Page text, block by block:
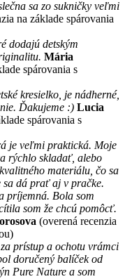
sa zo sukničky veľmi
na základe spárovania
dodajú detským
Mária
spárovania s
kresielko, je nádherné,
Ďakujeme :) Lucia
spárovania s
je veľmi praktická. Moje
rýchlo skladať, alebo
materiálu, čo sa
sa dá prať aj v pračke.
príjemná. Bola som
som že chcú pomôcť.
(overená recenzia
prístup a ochotu vrámci
doručený balíček od
Pure Nature a som